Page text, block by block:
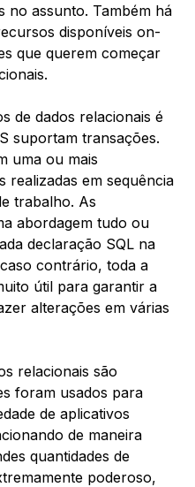
no assunto. Também há
disponíveis on-
que querem começar
de dados relacionais é
suportam transações.
uma ou mais
realizadas em sequência
trabalho. As
abordagem tudo ou
declaração SQL na
contrário, toda a
útil para garantir a
alterações em várias
relacionais são
foram usados para
de aplicativos
de maneira
quantidades de
poderoso,